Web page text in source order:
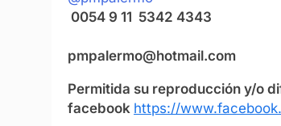
0054 9 11
pmpalermo@hotmail.com
Permitida su reproducción y/o
facebook https://